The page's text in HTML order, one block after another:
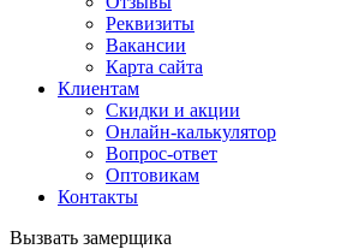
Реквизиты
Вакансии
Карта сайта
Клиентам
Скидки и акции
Онлайн-калькулятор
Вопрос-ответ
Оптовикам
Контакты
Вызвать замерщика